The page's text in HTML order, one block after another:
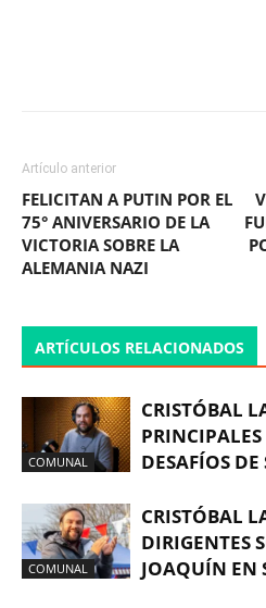
Artículo anterior
FELICITAN A PUTIN POR EL
75° ANIVERSARIO DE LA
VICTORIA SOBRE LA
ALEMANIA NAZI
ARTÍCULOS RELACIONADOS
COMUNAL
CRISTÓBAL
DESAFÍOS
COMUNAL
CRISTÓBAL
DIRIGENTES
JOAQUÍN EN